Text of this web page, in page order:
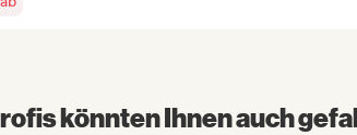
könnten Ihnen auch